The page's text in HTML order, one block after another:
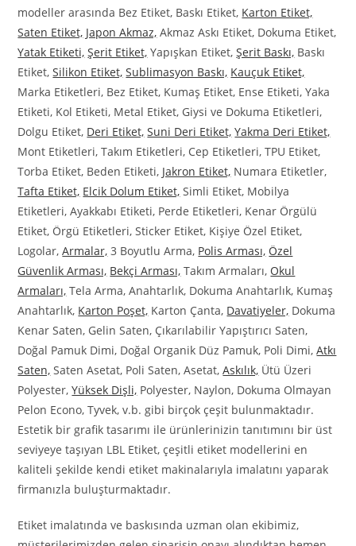
modeller arasında Bez Etiket, Baskı Etiket, Karton Etiket,
Saten Etiket, Japon Akmaz, Akmaz Askı Etiket, Dokuma Etiket,
Yatak Etiketi, Şerit Etiket, Yapışkan Etiket,Şerit Baskı, Baskı
Etiket,Silikon Etiket, Sublimasyon Baskı, Kauçuk Etiket,
Marka Etiketleri, Bez Etiket, Kumaş Etiket, Ense Etiketi, Yaka
Etiketi, Kol Etiketi, Metal Etiket, Giysi ve Dokuma Etiketleri,
Dolgu Etiket, Deri Etiket, Suni Deri Etiket, Yakma Deri Etiket,
Mont Etiketleri, Takım Etiketleri, Cep Etiketleri, TPU Etiket,
Torba Etiket, Beden Etiketi, Jakron Etiket, Numara Etiketler,
Tafta Etiket, Elcik Dolum Etiket, Simli Etiket, Mobilya
Etiketleri, Ayakkabı Etiketi, Perde Etiketleri, Kenar Örgülü
Etiket, Örgü Etiketleri, Sticker Etiket, Kişiye Özel Etiket,
Logolar,Armalar, 3 Boyutlu Arma, Polis Arması, Özel
Güvenlik Arması, Bekçi Arması, Takım Armaları, Okul
Armaları, Tela Arma, Anahtarlık, Dokuma Anahtarlık, Kumaş
Anahtarlık, Karton Poşet, Karton Çanta, Davatiyeler, Dokuma
Kenar Saten, Gelin Saten, Çıkarılabilir Yapıştırıcı Saten,
Doğal Pamuk Dimi, Doğal Organik Düz Pamuk, Poli Dimi,Atkı
Saten, Saten Asetat, Poli Saten, Asetat,Askılık, Ütü Üzeri
Polyester,Yüksek Dişli, Polyester, Naylon, Dokuma Olmayan
Pelon Econo, Tyvek, v.b. gibi birçok çeşit bulunmaktadır.
Estetik bir grafik tasarımı ile ürünlerinizin tanıtımını bir üst
seviyeye taşıyan LBL Etiket, çeşitli etiket modellerini en
kaliteli şekilde kendi etiket makinalarıyla imalatını yaparak
firmanızla buluşturmaktadır.
Etiket imalatında ve baskısında uzman olan ekibimiz,